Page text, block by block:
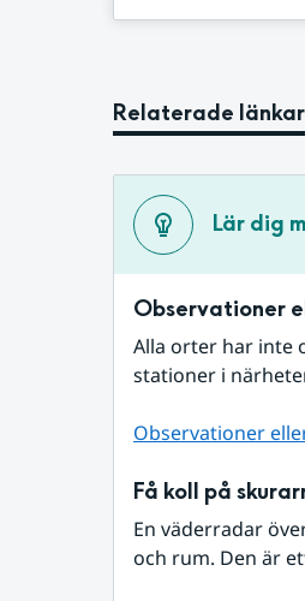
Relaterade länkar
Lär dig
Observationer
Alla orter har inte
stationer i
Observationer
Få koll på
En väderradar
och rum. Den är